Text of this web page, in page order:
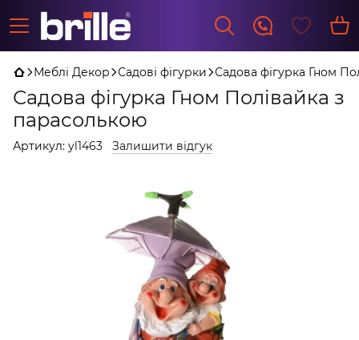
Меблі Декор Садові фігурки Садова фігурка Гном
Садова фігурка Гном Полівайка з
парасолькою
Артикул: yl1463 Залишити відгук